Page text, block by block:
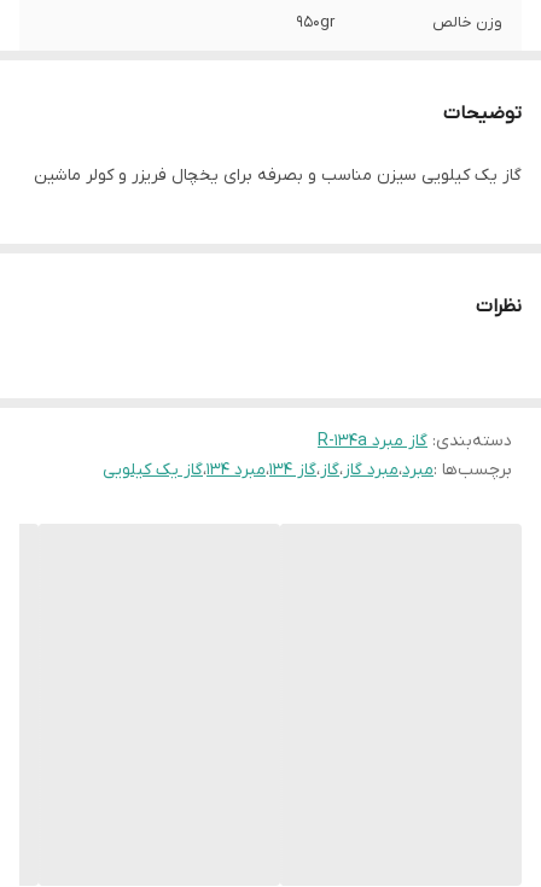
وزن خالص 950gr
توضیحات
گاز یک کیلویی سیزن مناسب و بصرفه برای یخچال فریزر و کولر ماشین
نظرات
دسته‌بندی: گاز مبرد R-134a
برچسب‌ها :مبرد،مبرد گاز،گاز،گاز ۱۳۴ ،مبرد ۱۳۴ ،گاز یک کیلویی